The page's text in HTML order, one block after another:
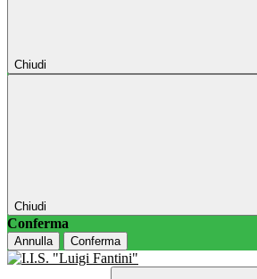
Chiudi
Chiudi
Conferma
Annulla Conferma